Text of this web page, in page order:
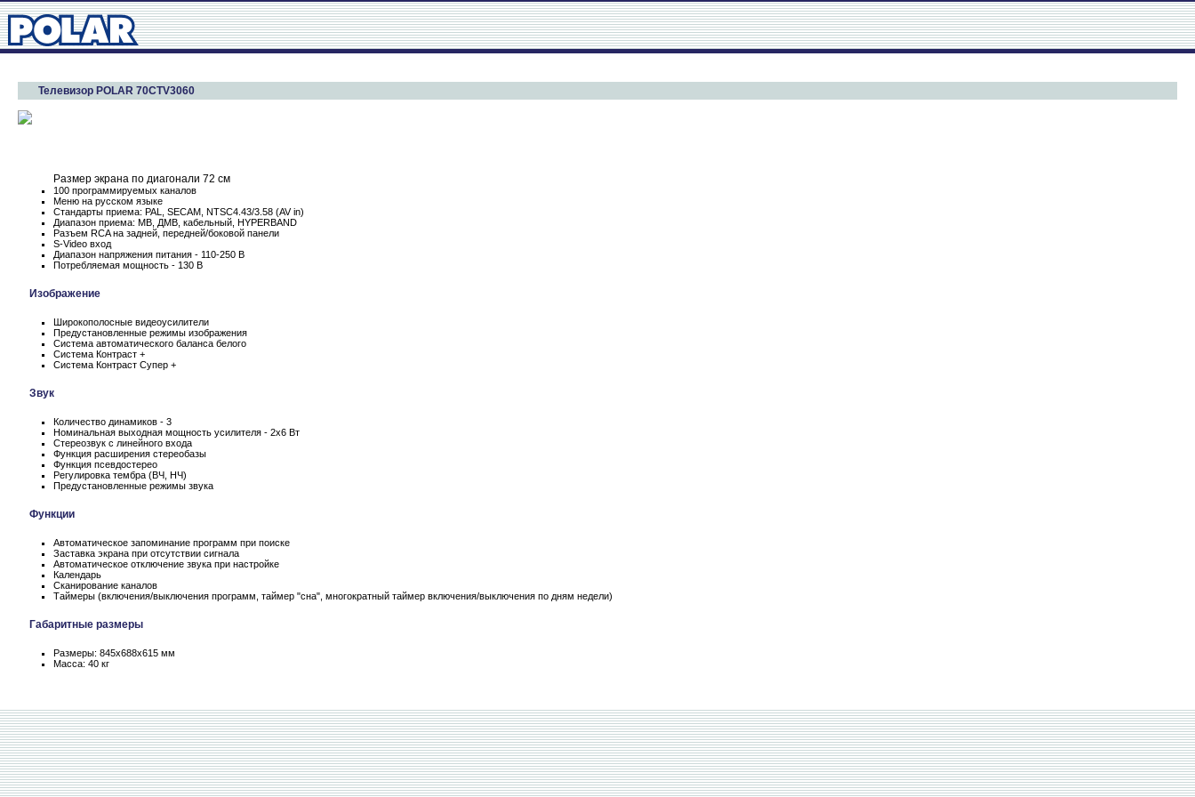
Телевизор POLAR 70CTV3060
Размер экрана по диагонали 72 см
100 программируемых каналов
Меню на русском языке
Стандарты приема: PAL, SECAM, NTSC4.43/3.58 (AV in)
Диапазон приема: МВ, ДМВ, кабельный, HYPERBAND
Разъем RCA на задней, передней/боковой панели
S-Video вход
Диапазон напряжения питания - 110-250 В
Потребляемая мощность - 130 В
Изображение
Широкополосные видеоусилители
Предустановленные режимы изображения
Система автоматического баланса белого
Система Контраст +
Система Контраст Супер +
Звук
Количество динамиков - 3
Номинальная выходная мощность усилителя - 2х6 Вт
Стереозвук с линейного входа
Функция расширения стереобазы
Функция псевдостерео
Регулировка тембра (ВЧ, НЧ)
Предустановленные режимы звука
Функции
Автоматическое запоминание программ при поиске
Заставка экрана при отсутствии сигнала
Автоматическое отключение звука при настройке
Календарь
Сканирование каналов
Таймеры (включения/выключения программ, таймер "сна", многократный таймер включения/выключения по дням недели)
Габаритные размеры
Размеры: 845х688х615 мм
Масса: 40 кг